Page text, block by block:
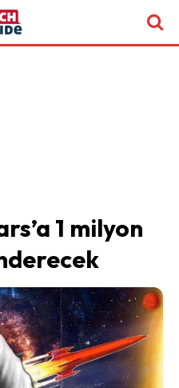
1 milyon